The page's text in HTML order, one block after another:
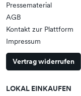
Pressematerial
AGB
Kontakt zur Plattform
Impressum
Vertrag widerrufen
LOKAL EINKAUFEN